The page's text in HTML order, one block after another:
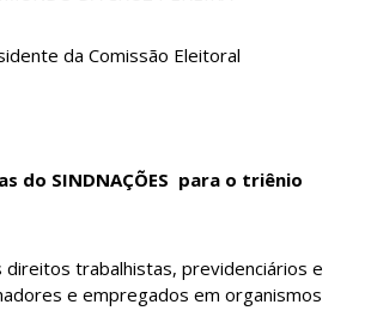
da Comissão Eleitoral
do SINDNAÇÕES para o triênio
trabalhistas, previdenciários e
e empregados em organismos